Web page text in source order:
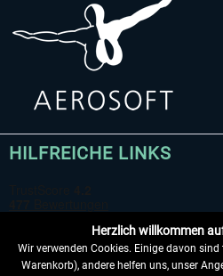
HILFREICHE LINKS
Herzlich willkommen
Wir verwenden Cookies. Einige davon
Warenkorb), andere helfen uns, unser